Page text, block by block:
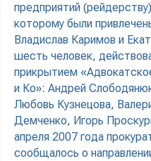
предприятий
которому были
Владислав Каримов и
шесть человек,
прикрытием
и Ко»: Андрей
Любовь Кузнецова,
Демченко, Игорь
апреля 2007 года
сообщалось о